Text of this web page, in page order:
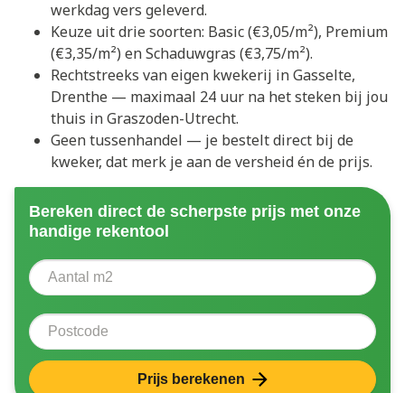
werkdag vers geleverd.
Keuze uit drie soorten: Basic (€3,05/m²), Premium
(€3,35/m²) en Schaduwgras (€3,75/m²).
Rechtstreeks van eigen kwekerij in Gasselte,
Drenthe — maximaal 24 uur na het steken bij jou
thuis in Graszoden-Utrecht.
Geen tussenhandel — je bestelt direct bij de
kweker, dat merk je aan de versheid én de prijs.
Bereken direct de scherpste prijs met onze
handige rekentool
Aantal vierkante meter
Postcode
Prijs berekenen